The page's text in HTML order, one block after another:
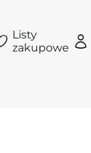
Listy
zakupowe